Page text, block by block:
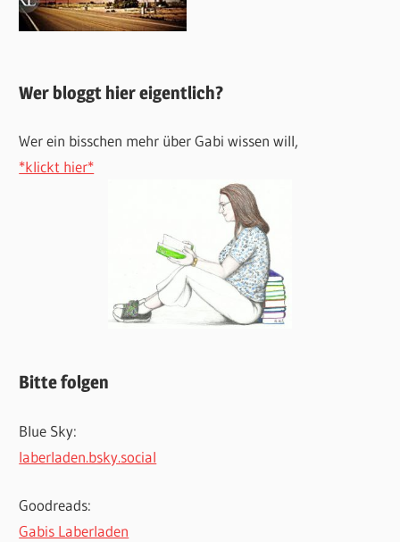
Wer bloggt hier eigentlich?
Wer ein bisschen mehr über Gabi wissen will,
*klickt hier*
Bitte folgen
Blue Sky:
laberladen.bsky.social
Goodreads:
Gabis Laberladen